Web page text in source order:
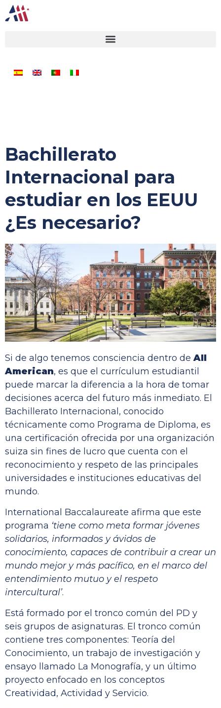
Bachillerato
Internacional para
estudiar en los EEUU
¿Es necesario?
Si de algo tenemos consciencia dentro deAll
American, es que el currículum estudiantil
puede marcar la diferencia a la hora de tomar
decisiones acerca del futuro más inmediato. El
Bachillerato Internacional, conocido
técnicamente como Programa de Diploma, es
una certificación ofrecida por una organización
suiza sin fines de lucro que cuenta con el
reconocimiento y respeto de las principales
universidades e instituciones educativas del
mundo.
International Baccalaureate afirma que este
programa ‘tiene como meta formar jóvenes
solidarios, informados y ávidos de
conocimiento, capaces de contribuir a crear un
mundo mejor y más pacífico, en el marco del
entendimiento mutuo y el respeto
intercultural’.
Está formado por el tronco común del PD y
seis grupos de asignaturas. El tronco común
contiene tres componentes: Teoría del
Conocimiento, un trabajo de investigación y
ensayo llamado La Monografía, y un último
proyecto enfocado en los conceptos
Creatividad, Actividad y Servicio.